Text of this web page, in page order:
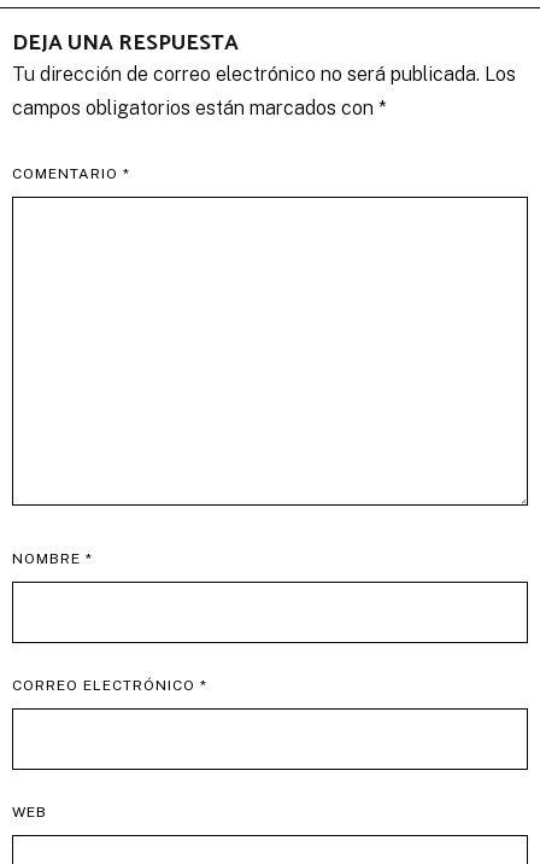
DEJA UNA RESPUESTA
Tu dirección de correo electrónico no será publicada. Los
campos obligatorios están marcados con *
COMENTARIO *
NOMBRE *
CORREO ELECTRÓNICO *
WEB